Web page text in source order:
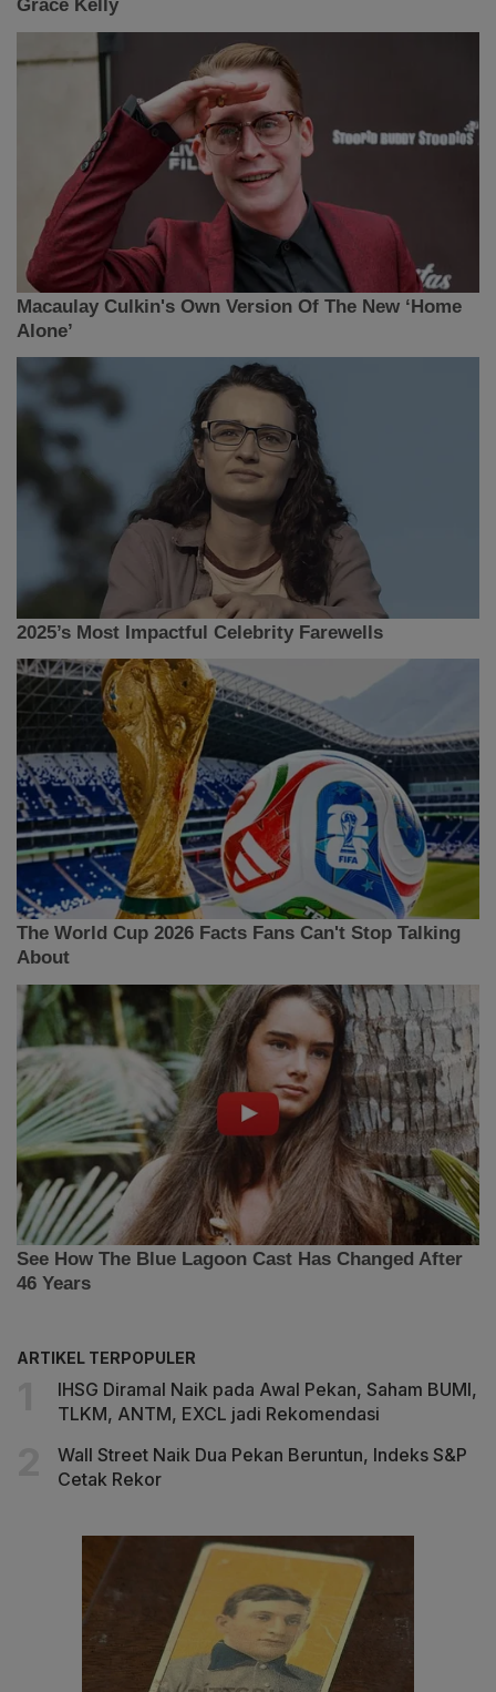
ARTIKEL TERPOPULER
IHSG Diramal Naik pada Awal Pekan, Saham BUMI,
TLKM, ANTM, EXCL jadi Rekomendasi
Wall Street Naik Dua Pekan Beruntun, Indeks S&P
Cetak Rekor